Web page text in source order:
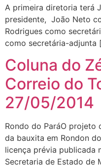
A primeira diretoria terá
presidente, João Neto
Rodrigues como
como secretária-adjunta
Coluna do
Correio do
27/05/2014
Rondo do ParáO projeto
da bauxita em Rondon
licença prévia publicada
Secretaria de Estado de